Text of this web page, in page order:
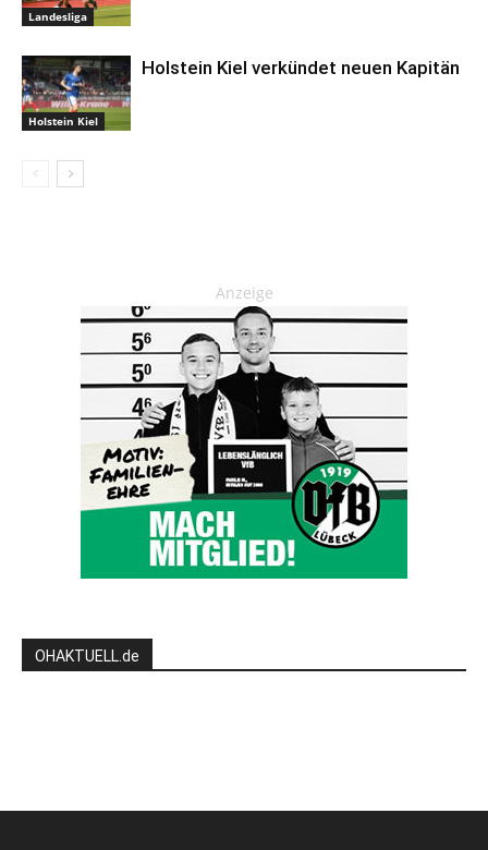
Landesliga
Holstein Kiel
Holstein Kiel verkündet neuen Kapitän
Anzeige
OHAKTUELL.de